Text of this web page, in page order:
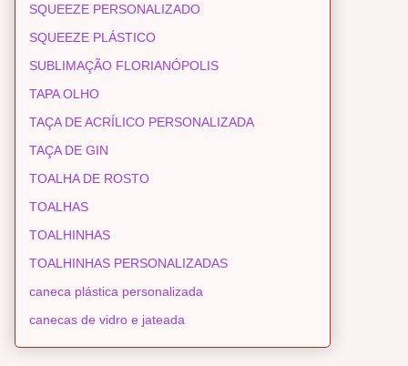
SQUEEZE PERSONALIZADO
SQUEEZE PLÁSTICO
SUBLIMAÇÃO FLORIANÓPOLIS
TAPA OLHO
TAÇA DE ACRÍLICO PERSONALIZADA
TAÇA DE GIN
TOALHA DE ROSTO
TOALHAS
TOALHINHAS
TOALHINHAS PERSONALIZADAS
caneca plástica personalizada
canecas de vidro e jateada